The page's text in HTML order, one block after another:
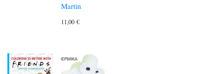
Martin
11,00€